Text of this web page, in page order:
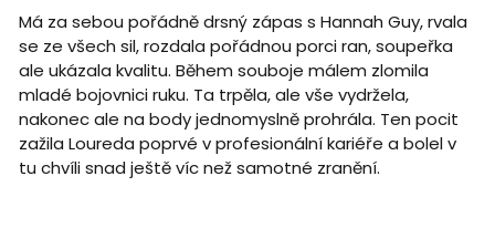
Má za sebou pořádně drsný zápas s Hannah Guy, rvala
se ze všech sil, rozdala pořádnou porci ran, soupeřka
ale ukázala kvalitu. Během souboje málem zlomila
mladé bojovnici ruku. Ta trpěla, ale vše vydržela,
nakonec ale na body jednomyslně prohrála. Ten pocit
zažila Loureda poprvé v profesionální kariéře a bolel v
tu chvíli snad ještě víc než samotné zranění.